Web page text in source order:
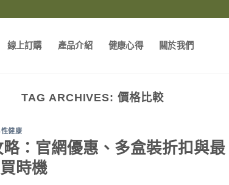
線上訂購 產品介紹 健康心得 關於我們
TAG ARCHIVES:價格比較
健康
：官網優惠、多盒裝折扣與最
時機